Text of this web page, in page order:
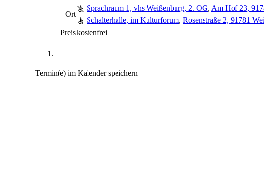
Ort
Sprachraum 1, vhs Weißenburg, 2. OG, Am Hof 23,
Schalterhalle, im Kulturforum, Rosenstraße 2, 91781
Preiskostenfrei
Termin(e) im Kalender speichern